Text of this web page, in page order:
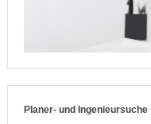
Planer- und Ingenieursuche